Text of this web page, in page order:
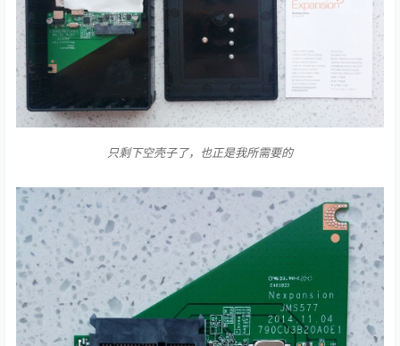
只剩下空壳子了，也正是我所需要的